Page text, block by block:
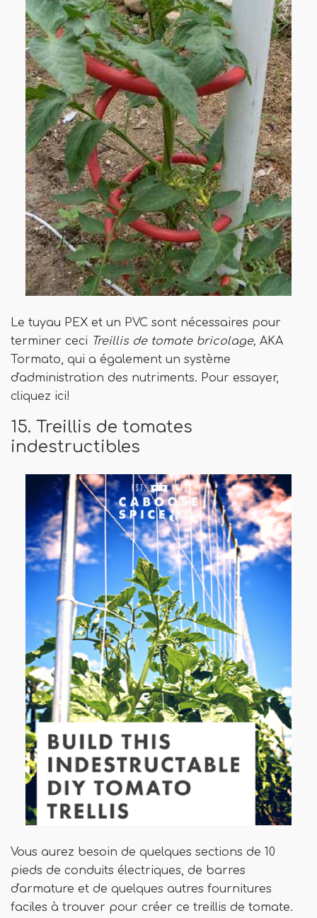
Le tuyau PEX et un PVC sont nécessaires pour
terminer ceci Treillis de tomate bricolage, AKA
Tormato, qui a également un système
d'administration des nutriments. Pour essayer,
cliquez ici!
15. Treillis de tomates
indestructibles
Vous aurez besoin de quelques sections de 10
pieds de conduits électriques, de barres
d'armature et de quelques autres fournitures
faciles à trouver pour créer ce treillis de tomate.